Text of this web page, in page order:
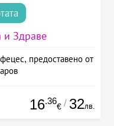
и Здраве
предоставено от
16.36
€ / 32лв.